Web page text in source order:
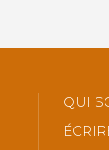
QUI